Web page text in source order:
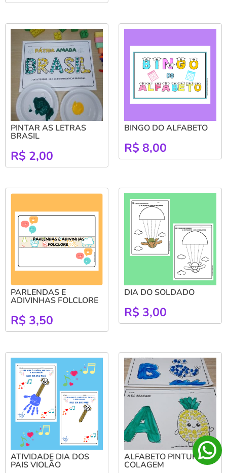
PINTAR AS LETRAS
BRASIL
R$ 2,00
BINGO DO ALFABETO
R$ 8,00
PARLENDAS E
ADIVINHAS FOLCLORE
R$ 3,50
DIA DO SOLDADO
R$ 3,00
ATIVIDADE DIA DOS
PAIS VIOLÃO
ALFABETO PINTURA E
COLAGEM